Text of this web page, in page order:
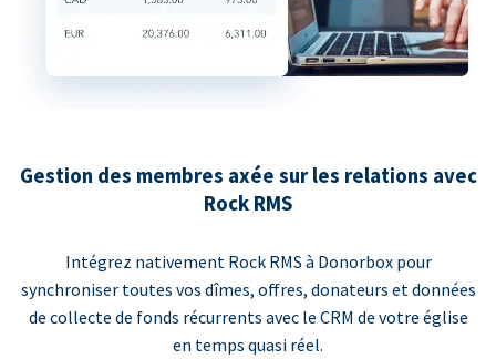
Gestion des membres axée sur les relations avec
Rock RMS
Intégrez nativement Rock RMS à Donorbox pour
synchroniser toutes vos dîmes, offres, donateurs et données
de collecte de fonds récurrents avec le CRM de votre église
en temps quasi réel.